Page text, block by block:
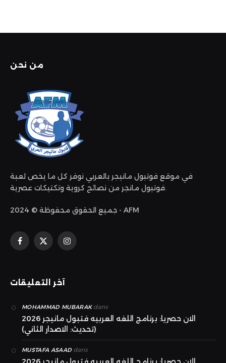
من نحن
في موقع فوتبول مانيجر بالعربي نوفر كل ما يخص لعبة
فوتبول مانجر من نصائح كروية وتكتيكات عصرية.
جميع الحقوق محفوظة © 2024 - AFM
فيسبوك
X
الانستغرام
آخر التعليقات
MOHAMMAD MUBARAKdans
الان حصريا: برنامج اللغه العربيه فتبول مانيجر 2026
(تحديث: الاصدار الثاني)
MUSTAFA ASAADdans